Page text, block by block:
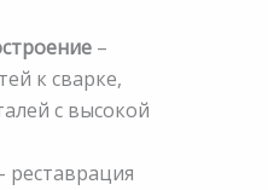
–
к сварке,
с высокой
реставрация